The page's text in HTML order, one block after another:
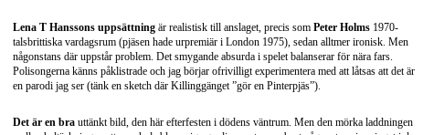
Lena T Hanssons uppsättning är realistisk till anslaget, precis som Peter Holms 1970-
talsbrittiska vardagsrum (pjäsen hade urpremiär i London 1975), sedan alltmer ironisk. Men
någonstans där uppstår problem. Det smygande absurda i spelet balanserar för nära fars.
Polisongerna känns påklistrade och jag börjar ofrivilligt experimentera med att låtsas att det är
en parodi jag ser (tänk en sketch där Killinggänget ”gör en Pinterpjäs”).
Det är en bra uttänkt bild, den här efterfesten i dödens väntrum. Men den mörka laddningen